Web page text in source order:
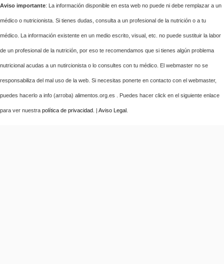
Aviso importante: La información disponible en esta web no puede ni debe remplazar a un
médico o nutricionista. Si tienes dudas, consulta a un profesional de la nutrición o a tu
médico. La información existente en un medio escrito, visual, etc. no puede sustituir la labor
de un profesional de la nutrición, por eso te recomendamos que si tienes algún problema
nutricional acudas a un nutircionista o lo consultes con tu médico. El webmaster no se
responsabiliza del mal uso de la web. Si necesitas ponerte en contacto con el webmaster,
puedes hacerlo a info (arroba) alimentos.org.es . Puedes hacer click en el siguiente enlace
para ver nuestra política de privacidad . | Aviso Legal